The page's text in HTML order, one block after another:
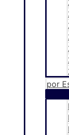
por